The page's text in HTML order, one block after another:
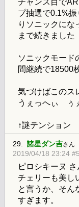
プ抽選で0.1%
りソニックにな
まで続きました
ソニックモード
間継続で18500
気づけばこのス
うぇっへぃ ぅ
↑謎テンション
29. 諸星ダン吉さん
2019/04/18 23:24
ピロシキーヌ
チェリーも美し
と言うか、そん
すぎます。